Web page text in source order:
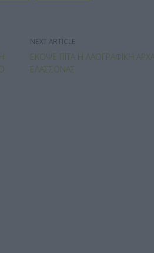
NEXT ARTICLE
ΈΚΟΨΕ ΠΊΤΑ Η ΛΑΟΓΡΑΦΙΚΉ
ΕΛΑΣΣΌΝΑΣ